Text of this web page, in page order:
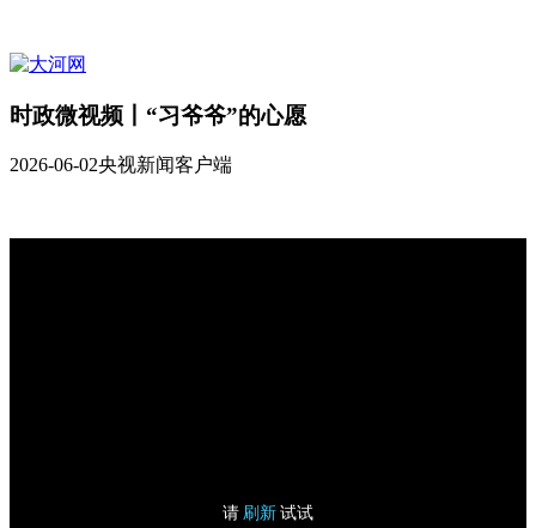
时政微视频丨“习爷爷”的心愿
2026-06-02央视新闻客户端